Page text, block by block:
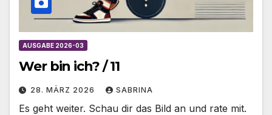
AUSGABE 2026-03
Wer bin ich? / 11
28. MÄRZ 2026 SABRINA
Es geht weiter. Schau dir das Bild an und rate mit.